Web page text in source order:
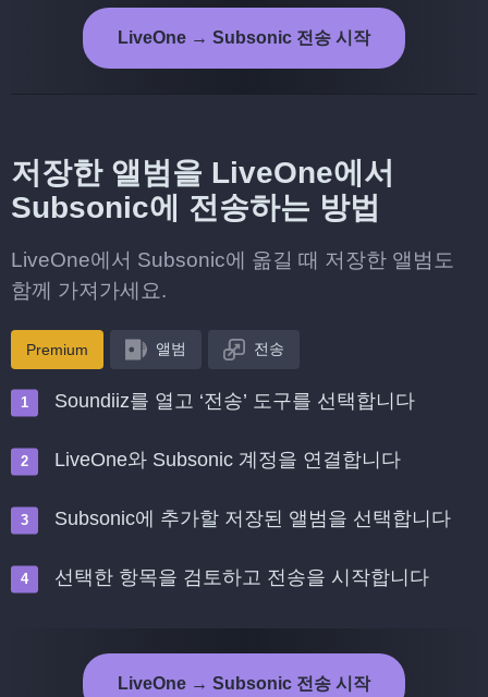
LiveOne → Subsonic 전송 시작
저장한 앨범을 LiveOne에서
Subsonic에 전송하는 방법
LiveOne에서 Subsonic에 옮길 때 저장한 앨범도
함께 가져가세요.
Premium 앨범 전송
Soundiiz를 열고 ‘전송’ 도구를 선택합니다
LiveOne와 Subsonic 계정을 연결합니다
Subsonic에 추가할 저장된 앨범을 선택합니다
선택한 항목을 검토하고 전송을 시작합니다
LiveOne → Subsonic 전송 시작